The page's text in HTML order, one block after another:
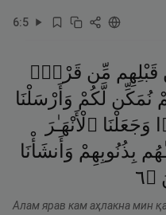
6:5
قَبْلِهِم مِّن قَرْنٍۢ
نُمَكِّن لَّكُمْ وَأَرْسَلْنَا
وَجَعَلْنَا ٱلْأَنْهَـٰرَ
بِذُنُوبِهِمْ وَأَنشَأْنَا
۝٦
Алам ярав кам аҳлакна мин